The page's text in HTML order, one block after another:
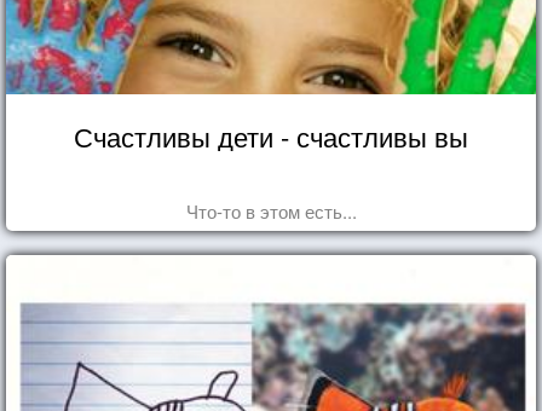
Счастливы дети - счастливы вы
Что-то в этом есть...